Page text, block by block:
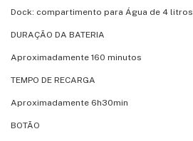
Dock: compartimento para Água de 4 litros
DURAÇÃO DA BATERIA
Aproximadamente 160 minutos
TEMPO DE RECARGA
Aproximadamente 6h30min
BOTÃO